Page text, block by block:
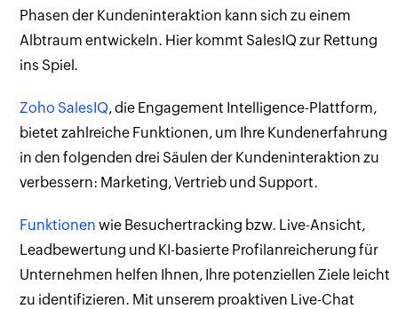
Phasen der Kundeninteraktion kann sich zu einem
Albtraum entwickeln. Hier kommt SalesIQ zur Rettung
ins Spiel.
Zoho SalesIQ, die Engagement Intelligence-Plattform,
bietet zahlreiche Funktionen, um Ihre Kundenerfahrung
in den folgenden drei Säulen der Kundeninteraktion zu
verbessern: Marketing, Vertrieb und Support.
Funktionen wie Besuchertracking bzw. Live-Ansicht,
Leadbewertung und KI-basierte Profilanreicherung für
Unternehmen helfen Ihnen, Ihre potenziellen Ziele leicht
zu identifizieren. Mit unserem proaktiven Live-Chat